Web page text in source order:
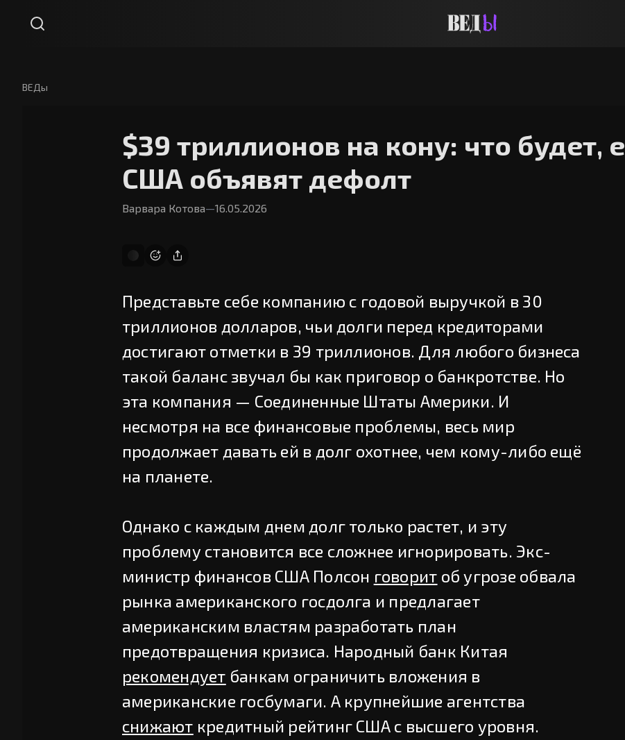
ВЕДы
$39 триллионов на кону: что будет,
США объявят дефолт
Варвара Котова—16.05.2026
Представьте себе компанию с годовой выручкой в 30
триллионов долларов, чьи долги перед кредиторами
достигают отметки в 39 триллионов. Для любого бизнеса
такой баланс звучал бы как приговор о банкротстве. Но
эта компания — Соединенные Штаты Америки. И
несмотря на все финансовые проблемы, весь мир
продолжает давать ей в долг охотнее, чем кому-либо ещё
на планете.
Однако с каждым днем долг только растет, и эту
проблему становится все сложнее игнорировать. Экс-
министр финансов США Полсон говорит об угрозе обвала
рынка американского госдолга и предлагает
американским властям разработать план
предотвращения кризиса. Народный банк Китая
рекомендует банкам ограничить вложения в
американские госбумаги. А крупнейшие агентства
снижают кредитный рейтинг США с высшего уровня.